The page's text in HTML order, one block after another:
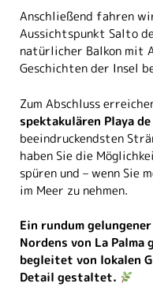
Anschließend fahren
Aussichtspunkt Salto
natürlicher Balkon mit
Geschichten der Insel
Zum Abschluss
spektakulären Playa
beeindruckendsten
haben Sie die
spüren und – wenn Sie
im Meer zu nehmen.
Ein rundum
Nordens von La
begleitet von lokalen
Detail gestaltet.